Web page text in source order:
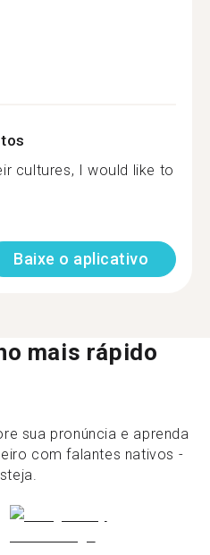
cultures, I would like to
Baixe o aplicativo
mais rápido
sua pronúncia e aprenda
com falantes nativos -